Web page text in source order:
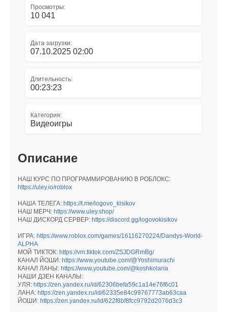
Просмотры:
10 041
Дата загрузки:
07.10.2025 02:00
Длительность:
00:23:23
Категория:
Видеоигры
Описание
НАШ КУРС ПО ПРОГРАММИРОВАНИЮ В РОБЛОКС:
https://uley.io/roblox
НАША ТЕЛЕГА: https://t.me/logovo_kisikov
НАШ МЕРЧ: https://www.uley.shop/
НАШ ДИСКОРД СЕРВЕР: https://discord.gg/logovokisikov
ИГРА: https://www.roblox.com/games/16116270224/Dandys-World-
ALPHA
МОЙ ТИКТОК: https://vm.tiktok.com/ZSJDGRmBg/
КАНАЛ ЙОШИ: https://www.youtube.com/@Yoshimurachi
КАНАЛ ЛАНЫ: https://www.youtube.com/@koshkolana
НАШИ ДЗЕН КАНАЛЫ:
УЛЯ: https://zen.yandex.ru/id/62306befa59c1a14e76f6c01
ЛАНА: https://zen.yandex.ru/id/62335e84c99767773ab63caa
ЙОШИ: https://zen.yandex.ru/id/622f8bf8fcc9792d2076d3c3